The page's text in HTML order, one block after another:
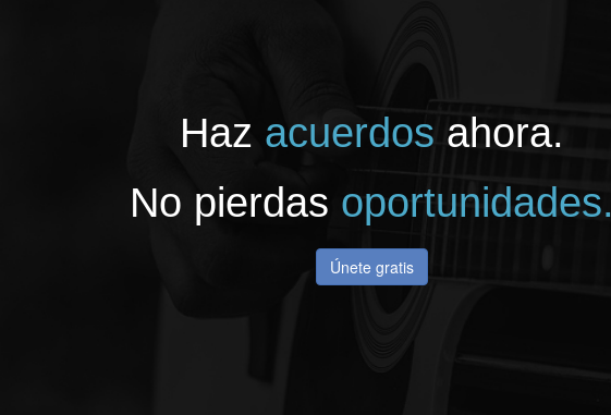
Haz acuerdos ahora.
No pierdas oportunidades.
Únete gratis